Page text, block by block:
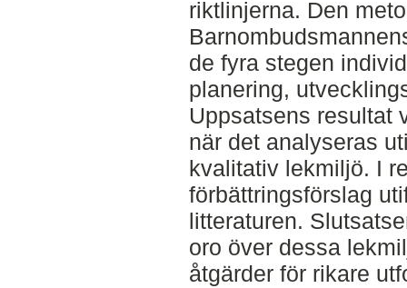
riktlinjerna. Den
de fyra stegen
planering,
Uppsatsens resultat
när det analyseras
kvalitativ lekmiljö. I
förbättringsförslag
litteraturen.
oro över dessa
åtgärder för rikare